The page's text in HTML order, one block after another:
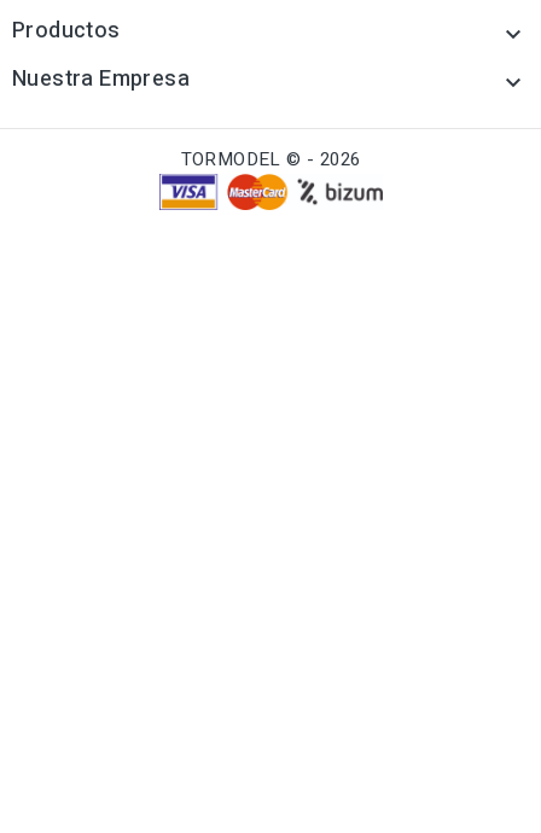
Productos 
Nuestra Empresa 
TORMODEL © - 2026